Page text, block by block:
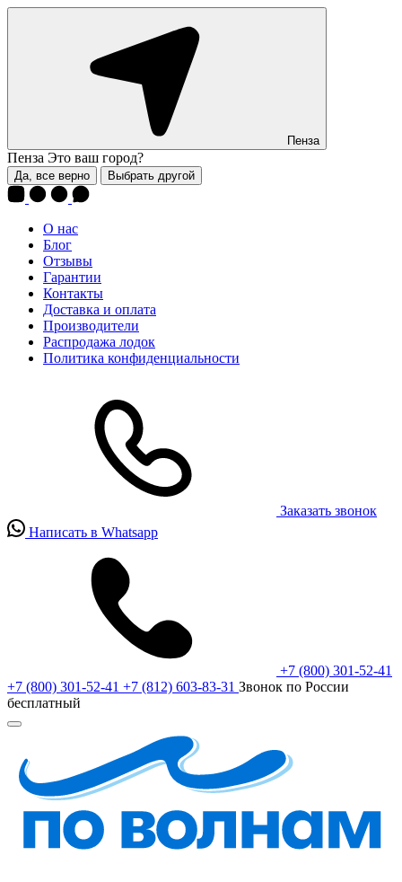
Пенза
Пенза Это ваш город?
Да, все верно Выбрать другой
О нас
Блог
Отзывы
Гарантии
Контакты
Доставка и оплата
Производители
Распродажа лодок
Политика конфиденциальности
Заказать звонок
Написать в Whatsapp
+7 (800) 301-52-41
+7 (800) 301-52-41 +7 (812) 603-83-31 Звонок по России
бесплатный